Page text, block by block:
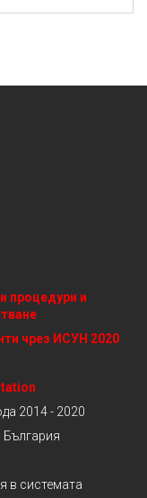
процедури и
чрез ИСУН 2020
2014 - 2020
България
в системата